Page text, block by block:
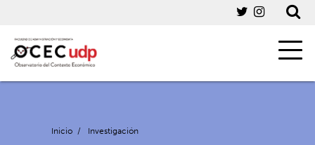
Inicio / Investigación